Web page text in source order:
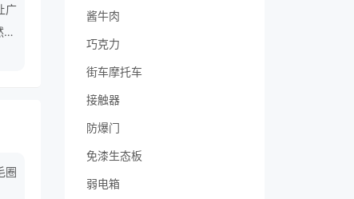
广
圈
酱牛肉
巧克力
街车摩托车
接触器
防爆门
免漆生态板
弱电箱